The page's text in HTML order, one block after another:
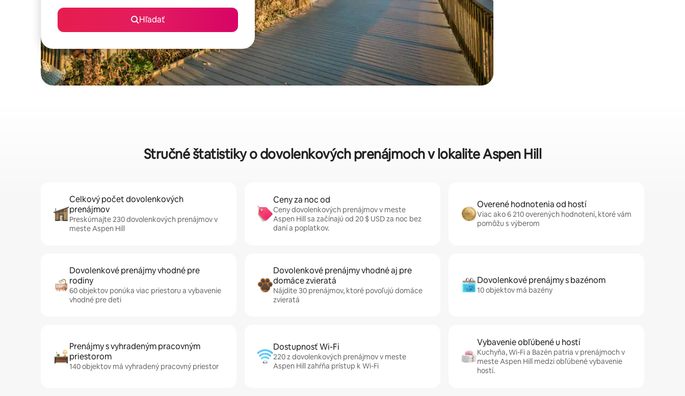
Hľadať
Stručné štatistiky o dovolenkových prenájmoch v lokalite Aspen Hill
Celkový počet dovolenkových
prenájmov
Preskúmajte 230 dovolenkových prenájmov v
meste Aspen Hill
Ceny za noc od
Ceny dovolenkových prenájmov v meste
Aspen Hill sa začínajú od 20 $ USD za noc bez
daní a poplatkov.
Overené hodnotenia od hostí
Viac ako 6 210 overených hodnotení, ktoré vám
pomôžu s výberom
Dovolenkové prenájmy vhodné pre
rodiny
60 objektov ponúka viac priestoru a vybavenie
vhodné pre deti
Dovolenkové prenájmy vhodné aj pre
domáce zvieratá
Nájdite 30 prenájmov, ktoré povoľujú domáce
zvieratá
Dovolenkové prenájmy s bazénom
10 objektov má bazény
Prenájmy s vyhradeným pracovným
priestorom
140 objektov má vyhradený pracovný priestor
Dostupnosť Wi-Fi
220 z dovolenkových prenájmov v meste
Aspen Hill zahŕňa prístup k Wi-Fi
Vybavenie obľúbené u hostí
Kuchyňa, Wi-Fi a Bazén patria v prenájmoch v
meste Aspen Hill medzi obľúbené vybavenie
hostí.